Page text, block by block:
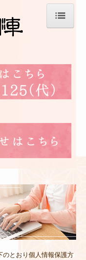
のとおり個人情報保護方